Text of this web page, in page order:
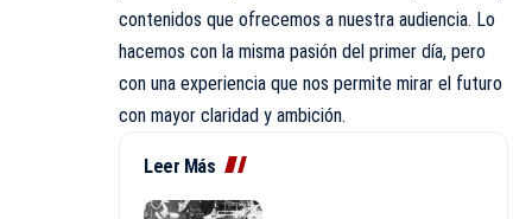
contenidos que ofrecemos a nuestra audiencia. Lo
hacemos con la misma pasión del primer día, pero
con una experiencia que nos permite mirar el futuro
con mayor claridad y ambición.
Leer Más